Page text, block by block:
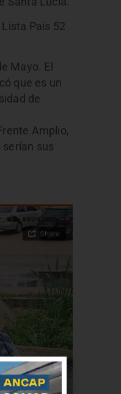
Pais 52
Mayo. El
que es un
de
Amplio,
sus